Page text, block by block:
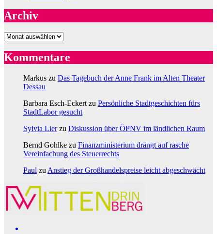
Archiv
Archiv
Kommentare
Markus zu Das Tagebuch der Anne Frank im Alten Theater
Dessau
Barbara Esch-Eckert zu Persönliche Stadtgeschichten fürs
StadtLabor gesucht
Sylvia Lierzu Diskussion über ÖPNV im ländlichen Raum
Bernd Gohlke zu Finanzministerium drängt auf rasche
Vereinfachung des Steuerrechts
Paul zu Anstieg der Großhandelspreise leicht abgeschwächt